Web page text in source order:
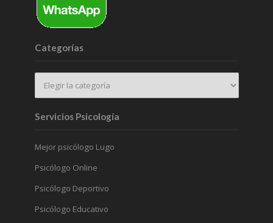
Categorías
Servicios Psicología
Mejor psicólogo Lugo
Psicólogo Online
Psicólogo Deportivo
Psicólogo Educativo